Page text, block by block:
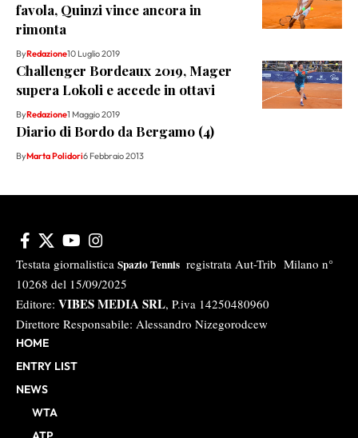
favola, Quinzi vince ancora in
rimonta
ByRedazione10 Luglio 2019
Challenger Bordeaux 2019, Mager
supera Lokoli e accede in ottavi
ByRedazione1 Maggio 2019
Diario di Bordo da Bergamo (4)
ByMarta Polidori6 Febbraio 2013
Testata giornalistica Spazio Tennis registrata Aut-Trib Milano n°
10268 del 15/09/2025
Editore: VIBES MEDIA SRL, P.iva 14250480960
Direttore Responsabile: Alessandro Nizegorodcew
HOME
ENTRY LIST
NEWS
WTA